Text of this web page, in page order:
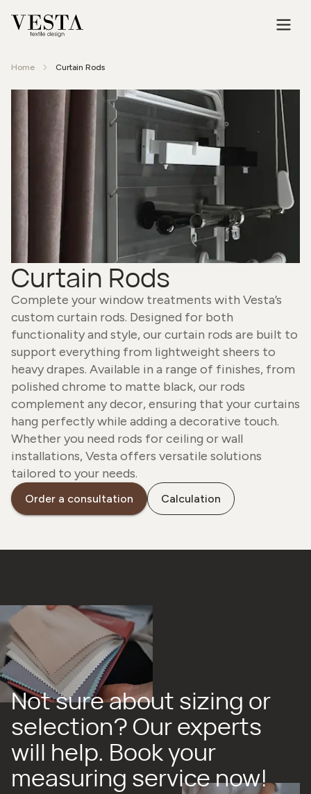
Home Curtain Rods
Curtain Rods
Complete your window treatments with Vesta’s
custom curtain rods. Designed for both
functionality and style, our curtain rods are built to
support everything from lightweight sheers to
heavy drapes. Available in a range of finishes, from
polished chrome to matte black, our rods
complement any decor, ensuring that your curtains
hang perfectly while adding a decorative touch.
Whether you need rods for ceiling or wall
installations, Vesta offers versatile solutions
tailored to your needs.
Order a consultation Calculation
Not sure about sizing or
selection? Our experts
will help. Book your
measuring service now!